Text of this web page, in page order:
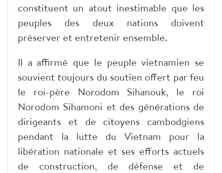
constituent un atout inestimable que les
peuples des deux nations doivent
préserver et entretenir ensemble.
Il a affirmé que le peuple vietnamien se
souvient toujours du soutien offert par feu
le roi-père Norodom Sihanouk, le roi
Norodom Sihamoni et des générations de
dirigeants et de citoyens cambodgiens
pendant la lutte du Vietnam pour la
libération nationale et ses efforts actuels
de construction, de défense et de